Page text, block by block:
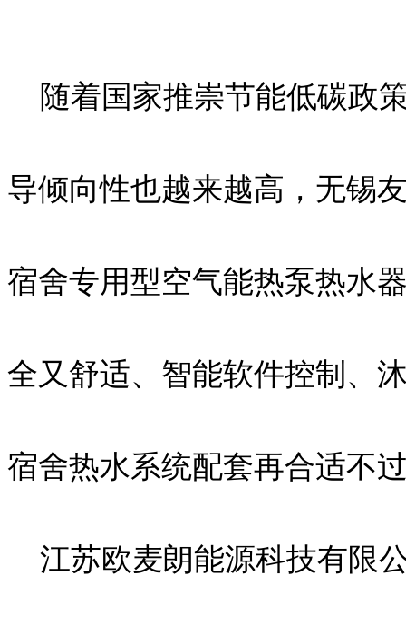
随着国家推崇节能低碳政
导倾向性也越来越高，无锡
宿舍专用型空气能热泵热水
全又舒适、智能软件控制、
宿舍热水系统配套再合适不
江苏欧麦朗能源科技有限